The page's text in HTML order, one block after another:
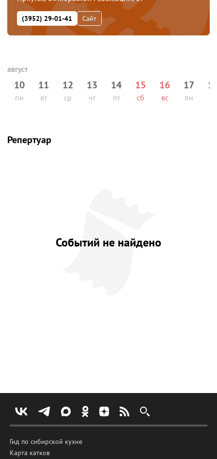
(3952) 29-01-41 Сайт
10
пн
11
вт
12
ср
13
чт
14
пт
15
сб
16
вс
17
пн
Репертуар
Событий не найдено
Гид по сибирской кухне
Карта катков